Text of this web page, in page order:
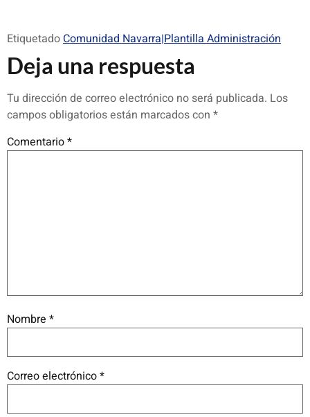
EtiquetadoComunidad Navarra|Plantilla Administración
Deja una respuesta
Tu dirección de correo electrónico no será publicada. Los
campos obligatorios están marcados con *
Comentario*
Nombre *
Correo electrónico*